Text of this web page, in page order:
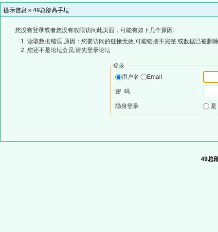
提示信息 » 49总部高手坛
您没有登录或者您没有权限访问此页面，可能有如下几个原因:
读取数据错误,原因：您要访问的链接无效,可能链接不完整,或数据已被删
您还不是论坛会员,请先登录论坛
登录
用户名
Email
密 码
隐身登录
49总